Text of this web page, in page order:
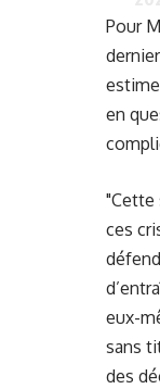
Pour
en
"Cette
ces
eux-
sans
des